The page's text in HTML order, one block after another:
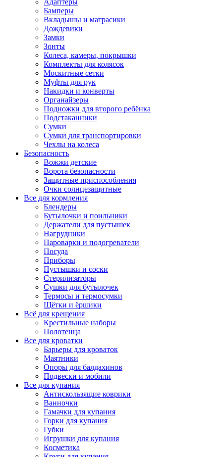
Адаптеры
Бамперы
Вкладышы и матрасики
Дождевики
Замки
Зонты
Колеса, камеры, покрышки
Комплекты для колясок
Москитные сетки
Муфты для рук
Накидки и конверты
Органайзеры
Подножки для второго ребёнка
Подстаканники
Сумки
Сумки для транспортировки
Чехлы на колеса
Безопасность
Вожжи детские
Ворота безопасности
Защитные приспособления
Очки солнцезащитные
Все для кормления
Блендеры
Бутылочки и поильники
Держатели для пустышек
Нагрудники
Пароварки и подогреватели
Посуда
Приборы
Пустышки и соски
Стерилизаторы
Сушки для бутылочек
Термосы и термосумки
Щётки и ёршики
Всё для крещения
Крестильные наборы
Полотенца
Все для кроватки
Барьеры для кроваток
Маятники
Опоры для балдахинов
Подвески и мобили
Все для купания
Антискользящие коврики
Ванночки
Гамачки для купания
Горки для купания
Губки
Игрушки для купания
Косметика